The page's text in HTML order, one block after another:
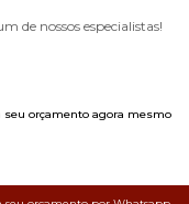
de nossos especialistas!
seu orçamento agora mesmo